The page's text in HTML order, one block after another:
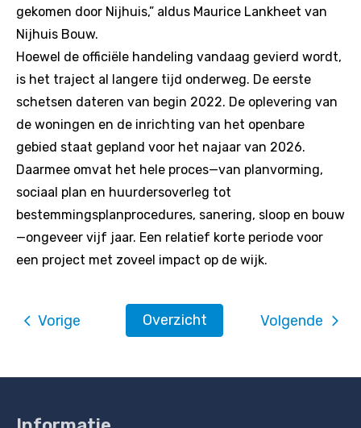
gekomen door Nijhuis,” aldus Maurice Lankheet van
Nijhuis Bouw.
Hoewel de officiële handeling vandaag gevierd wordt,
is het traject al langere tijd onderweg. De eerste
schetsen dateren van begin 2022. De oplevering van
de woningen en de inrichting van het openbare
gebied staat gepland voor het najaar van 2026.
Daarmee omvat het hele proces—van planvorming,
sociaal plan en huurdersoverleg tot
bestemmingsplanprocedures, sanering, sloop en bouw
—ongeveer vijf jaar. Een relatief korte periode voor
een project met zoveel impact op de wijk.
Volgende
Overzicht
Vorige